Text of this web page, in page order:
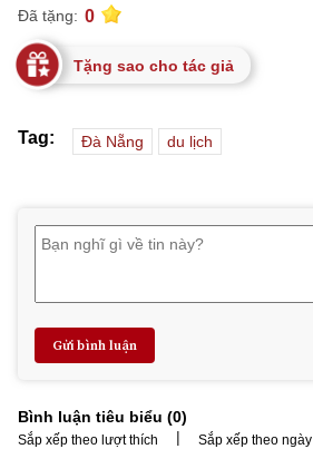
Đã tặng: 0
Tặng sao cho tác giả
Tag: Đà Nẵng du lịch
Gửi bình luận
Bình luận tiêu biểu (0)
Sắp xếp theo lượt thích | Sắp xếp theo ngày